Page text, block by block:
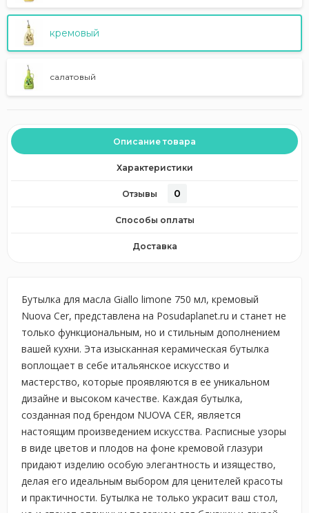
кремовый
салатовый
Описание товара
Характеристики
Отзывы 0
Способы оплаты
Доставка
Бутылка для масла Giallo limone 750 мл, кремовый
Nuova Cer, представлена на Posudaplanet.ru и станет не
только функциональным, но и стильным дополнением
вашей кухни. Эта изысканная керамическая бутылка
воплощает в себе итальянское искусство и
мастерство, которые проявляются в ее уникальном
дизайне и высоком качестве. Каждая бутылка,
созданная под брендом NUOVA CER, является
настоящим произведением искусства. Расписные узоры
в виде цветов и плодов на фоне кремовой глазури
придают изделию особую элегантность и изящество,
делая его идеальным выбором для ценителей красоты
и практичности. Бутылка не только украсит ваш стол,